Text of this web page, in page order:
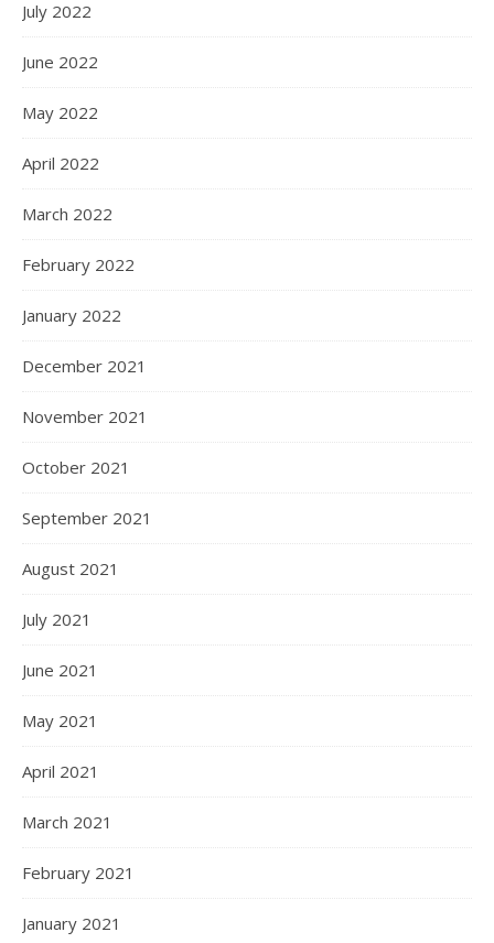
July 2022
June 2022
May 2022
April 2022
March 2022
February 2022
January 2022
December 2021
November 2021
October 2021
September 2021
August 2021
July 2021
June 2021
May 2021
April 2021
March 2021
February 2021
January 2021